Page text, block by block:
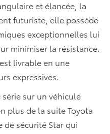
et élancée, la
futuriste, elle possède
exceptionnelles lui
minimiser la résistance.
livrable en une
expressives.
sur un véhicule
plus de la suite Toyota
de sécurité Star qui